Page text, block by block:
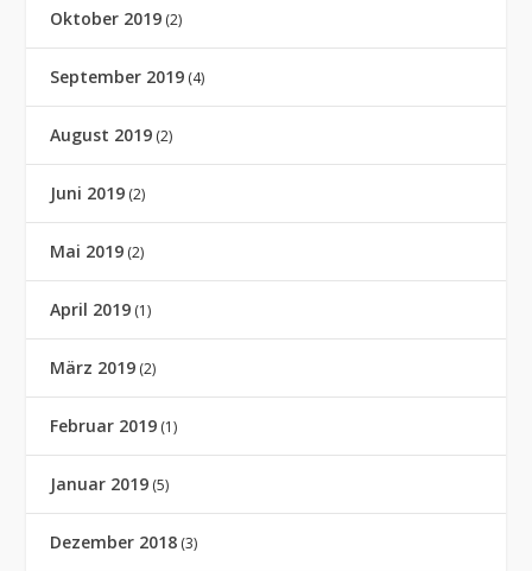
Oktober 2019 (2)
September 2019 (4)
August 2019 (2)
Juni 2019 (2)
Mai 2019 (2)
April 2019 (1)
März 2019 (2)
Februar 2019 (1)
Januar 2019 (5)
Dezember 2018 (3)